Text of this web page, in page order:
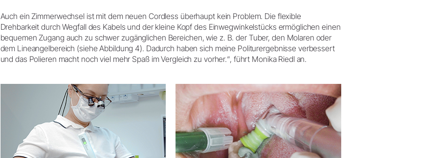
Auch ein Zimmerwechsel ist mit dem neuen Cordless überhaupt kein Problem. Die flexible
Drehbarkeit durch Wegfall des Kabels und der kleine Kopf des Einwegwinkelstücks ermöglichen einen
bequemen Zugang auch zu schwer zugänglichen Bereichen, wie z. B. der Tuber, den Molaren oder
dem Lineangelbereich (siehe Abbildung 4). Dadurch haben sich meine Politurergebnisse verbessert
und das Polieren macht noch viel mehr Spaß im Vergleich zu vorher.“, führt Monika Riedl an.